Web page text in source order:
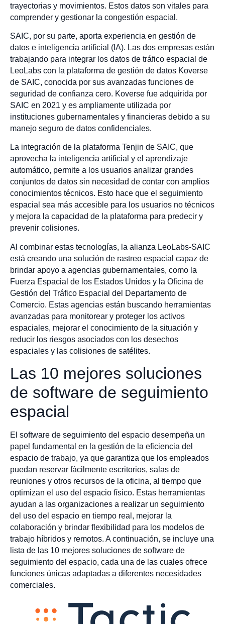
trayectorias y movimientos. Estos datos son vitales para
comprender y gestionar la congestión espacial.
SAIC, por su parte, aporta experiencia en gestión de
datos e inteligencia artificial (IA). Las dos empresas están
trabajando para integrar los datos de tráfico espacial de
LeoLabs con la plataforma de gestión de datos Koverse
de SAIC, conocida por sus avanzadas funciones de
seguridad de confianza cero. Koverse fue adquirida por
SAIC en 2021 y es ampliamente utilizada por
instituciones gubernamentales y financieras debido a su
manejo seguro de datos confidenciales.
La integración de la plataforma Tenjin de SAIC, que
aprovecha la inteligencia artificial y el aprendizaje
automático, permite a los usuarios analizar grandes
conjuntos de datos sin necesidad de contar con amplios
conocimientos técnicos. Esto hace que el seguimiento
espacial sea más accesible para los usuarios no técnicos
y mejora la capacidad de la plataforma para predecir y
prevenir colisiones.
Al combinar estas tecnologías, la alianza LeoLabs-SAIC
está creando una solución de rastreo espacial capaz de
brindar apoyo a agencias gubernamentales, como la
Fuerza Espacial de los Estados Unidos y la Oficina de
Gestión del Tráfico Espacial del Departamento de
Comercio. Estas agencias están buscando herramientas
avanzadas para monitorear y proteger los activos
espaciales, mejorar el conocimiento de la situación y
reducir los riesgos asociados con los desechos
espaciales y las colisiones de satélites.
Las 10 mejores soluciones
de software de seguimiento
espacial
El software de seguimiento del espacio desempeña un
papel fundamental en la gestión de la eficiencia del
espacio de trabajo, ya que garantiza que los empleados
puedan reservar fácilmente escritorios, salas de
reuniones y otros recursos de la oficina, al tiempo que
optimizan el uso del espacio físico. Estas herramientas
ayudan a las organizaciones a realizar un seguimiento
del uso del espacio en tiempo real, mejorar la
colaboración y brindar flexibilidad para los modelos de
trabajo híbridos y remotos. A continuación, se incluye una
lista de las 10 mejores soluciones de software de
seguimiento del espacio, cada una de las cuales ofrece
funciones únicas adaptadas a diferentes necesidades
comerciales.